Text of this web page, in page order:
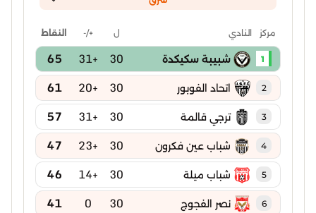
مركز النادي ل +/- النقاط
1 شبيبة سكيكدة 30
+31
65
2 اتحاد الفوبور 30
+20
61
3 ترجي قالمة 30
+31
57
4 شباب عين فكرون 30
+23
47
5 شباب ميلة 30
+14
46
6 نصر الفجوج 30
0
41